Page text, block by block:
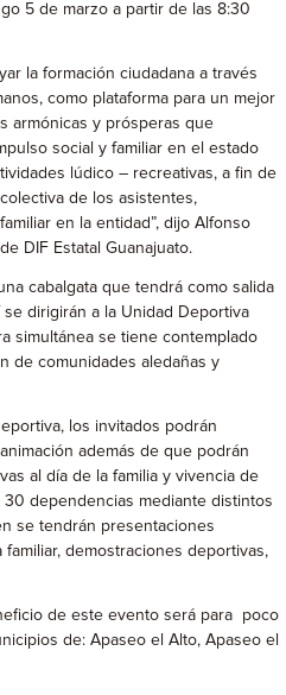
5 de marzo a partir de las 8:30
la formación ciudadana a través
como plataforma para un mejor
armónicas y prósperas que
social y familiar en el estado
lúdico – recreativas, a fin de
de los asistentes,
en la entidad”, dijo Alfonso
DIF Estatal Guanajuato.
cabalgata que tendrá como salida
se dirigirán a la Unidad Deportiva
simultánea se tiene contemplado
de comunidades aledañas y
los invitados podrán
además de que podrán
al día de la familia y vivencia de
dependencias mediante distintos
se tendrán presentaciones
familiar, demostraciones deportivas,
de este evento será para poco
de: Apaseo el Alto, Apaseo el